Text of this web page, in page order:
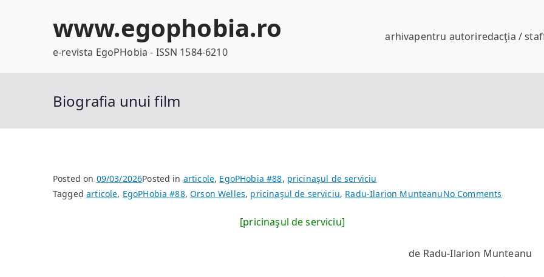
www.egophobia.ro
e-revista EgoPHobia - ISSN 1584-6210
arhivapentru autoriredacţia /
Biografia unui film
Posted on 09/03/2026Posted in articole, EgoPHobia #88, pricinaşul de serviciu
Taggedarticole, EgoPHobia #88,Orson Welles, pricinaşul de serviciu, Radu-Ilarion MunteanuNo Comments
[pricinaşul de serviciu]
de Radu-Ilarion Munteanu